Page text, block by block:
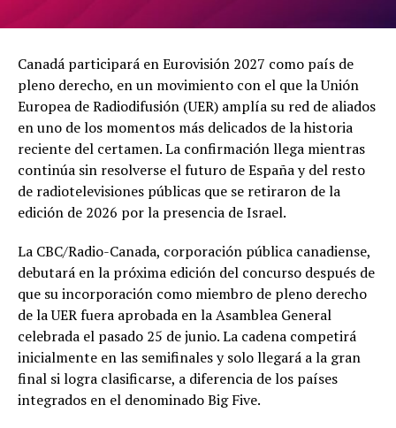
Canadá participará en Eurovisión 2027 como país de
pleno derecho, en un movimiento con el que la Unión
Europea de Radiodifusión (UER) amplía su red de aliados
en uno de los momentos más delicados de la historia
reciente del certamen. La confirmación llega mientras
continúa sin resolverse el futuro de España y del resto
de radiotelevisiones públicas que se retiraron de la
edición de 2026 por la presencia de Israel.
La CBC/Radio-Canada, corporación pública canadiense,
debutará en la próxima edición del concurso después de
que su incorporación como miembro de pleno derecho
de la UER fuera aprobada en la Asamblea General
celebrada el pasado 25 de junio. La cadena competirá
inicialmente en las semifinales y solo llegará a la gran
final si logra clasificarse, a diferencia de los países
integrados en el denominado Big Five.